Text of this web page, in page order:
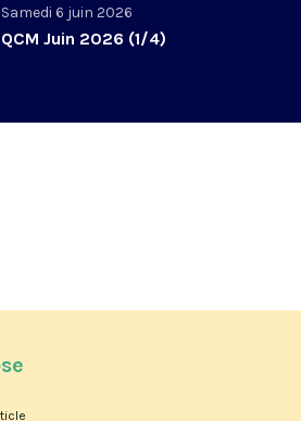
Samedi 6 juin 2026
QCM Juin 2026 (1/4)